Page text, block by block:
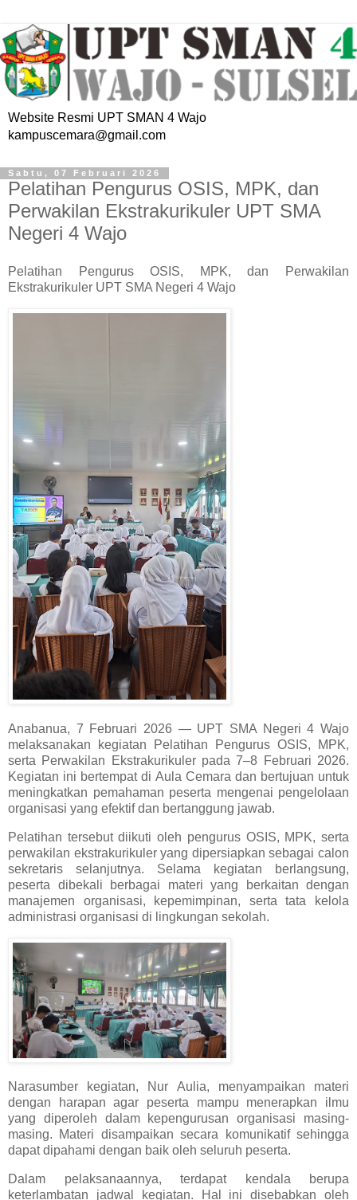
Website Resmi UPT SMAN 4 Wajo
kampuscemara@gmail.com
Sabtu, 07 Februari 2026
Pelatihan Pengurus OSIS, MPK, dan
Perwakilan Ekstrakurikuler UPT SMA
Negeri 4 Wajo
Pelatihan Pengurus OSIS, MPK, dan Perwakilan
Ekstrakurikuler UPT SMA Negeri 4 Wajo
Anabanua, 7 Februari 2026 — UPT SMA Negeri 4 Wajo
melaksanakan kegiatan Pelatihan Pengurus OSIS, MPK,
serta Perwakilan Ekstrakurikuler pada 7–8 Februari 2026.
Kegiatan ini bertempat di Aula Cemara dan bertujuan untuk
meningkatkan pemahaman peserta mengenai pengelolaan
organisasi yang efektif dan bertanggung jawab.
Pelatihan tersebut diikuti oleh pengurus OSIS, MPK, serta
perwakilan ekstrakurikuler yang dipersiapkan sebagai calon
sekretaris selanjutnya. Selama kegiatan berlangsung,
peserta dibekali berbagai materi yang berkaitan dengan
manajemen organisasi, kepemimpinan, serta tata kelola
administrasi organisasi di lingkungan sekolah.
Narasumber kegiatan, Nur Aulia, menyampaikan materi
dengan harapan agar peserta mampu menerapkan ilmu
yang diperoleh dalam kepengurusan organisasi masing-
masing. Materi disampaikan secara komunikatif sehingga
dapat dipahami dengan baik oleh seluruh peserta.
Dalam pelaksanaannya, terdapat kendala berupa
keterlambatan jadwal kegiatan. Hal ini disebabkan oleh